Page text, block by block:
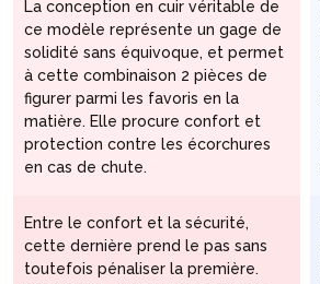
La conception en cuir véritable de
ce modèle représente un gage de
solidité sans équivoque, et permet
à cette combinaison 2 pièces de
figurer parmi les favoris en la
matière. Elle procure confort et
protection contre les écorchures
en cas de chute.
Entre le confort et la sécurité,
cette dernière prend le pas sans
toutefois pénaliser la première.